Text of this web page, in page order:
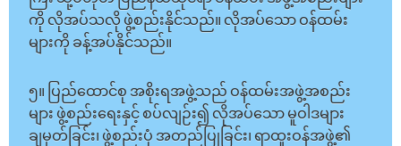
ကို လိုအပ်သလို ဖွဲ့စည်းနိုင်သည်။ လိုအပ်သော ဝန်ထမ်း
များကို ခန့်အပ်နိုင်သည်။
၅။ ပြည်ထောင်စု အစိုးရအဖွဲ့သည် ဝန်ထမ်းအဖွဲ့အစည်း
များ ဖွဲ့စည်းရေးနှင့် စပ်လျဉ်း၍ လိုအပ်သော မူဝါဒများ
ချမှတ်ခြင်း၊ ဖွဲ့စည်းပုံ အတည်ပြုခြင်း၊ ရာထူးဝန်အဖွဲ့၏